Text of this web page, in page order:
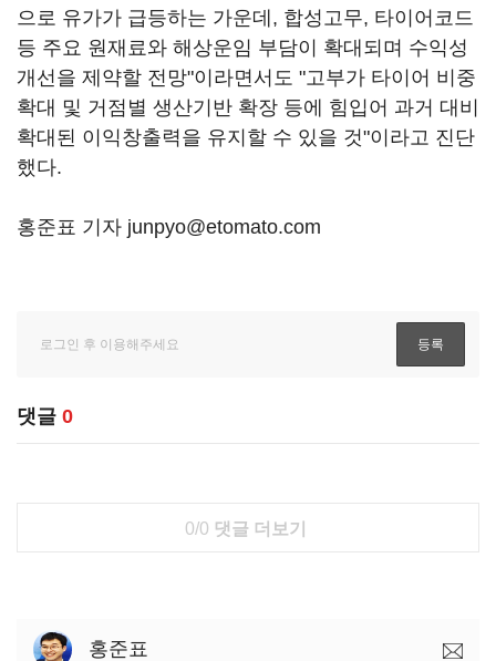
으로 유가가 급등하는 가운데, 합성고무, 타이어코드
등 주요 원재료와 해상운임 부담이 확대되며 수익성
개선을 제약할 전망"이라면서도 "고부가 타이어 비중
확대 및 거점별 생산기반 확장 등에 힘입어 과거 대비
확대된 이익창출력을 유지할 수 있을 것"이라고 진단
했다.
홍준표 기자 junpyo@etomato.com
댓글 0
0/0 댓글 더보기
홍준표